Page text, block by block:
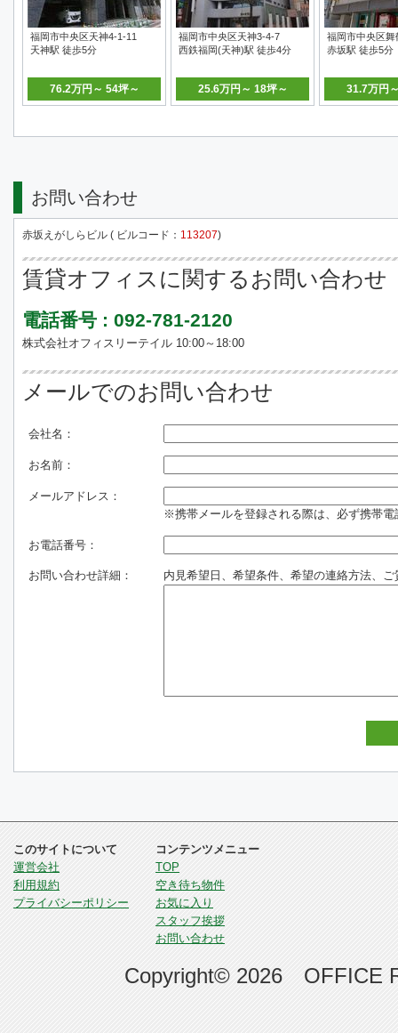
福岡市中央区天神4-1-11
天神駅 徒歩5分
76.2万円～ 54坪～
福岡市中央区天神3-4-7
西鉄福岡(天神)駅 徒歩4分
25.6万円～ 18坪～
福岡市中央区舞
赤坂駅 徒歩5分
31.7万円
お問い合わせ
赤坂えがしらビル ( ビルコード： 113207)
賃貸オフィスに関するお問い合わせ
電話番号 : 092-781-2120
株式会社オフィスリーテイル 10:00～18:00
メールでのお問い合わせ
会社名：
お名前：
メールアドレス：
※携帯メールを登録される際は、必ず携帯
お電話番号：
お問い合わせ詳細： 内見希望日、希望条件、希望の連絡方法、ご
このサイトについて
運営会社
利用規約
プライバシーポリシー
コンテンツメニュー
TOP
空き待ち物件
お気に入り
スタッフ挨拶
お問い合わせ
Copyright© 2026 OFFICE